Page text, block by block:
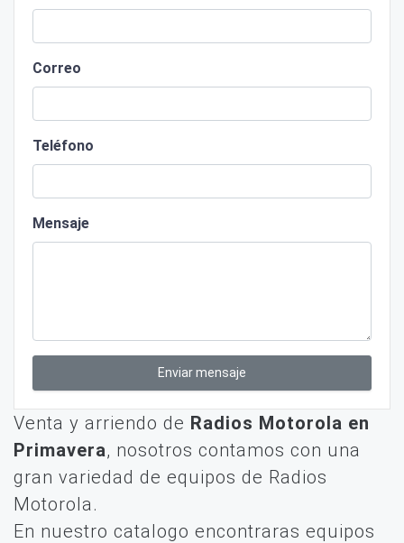
Correo
Teléfono
Mensaje
Enviar mensaje
Venta y arriendo de Radios Motorola en
Primavera, nosotros contamos con una
gran variedad de equipos de Radios
Motorola.
En nuestro catalogo encontraras equipos